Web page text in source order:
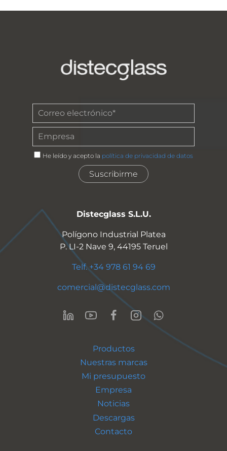
He leído y acepto la política de privacidad de datos
Distecglass S.L.U.
Polígono Industrial Platea
P. LI-2 Nave 9, 44195 Teruel
Telf. +34 978 61 94 69
comercial@distecglass.com
Productos
Nuestras marcas
Mi presupuesto
Empresa
Noticias
Descargas
Contacto